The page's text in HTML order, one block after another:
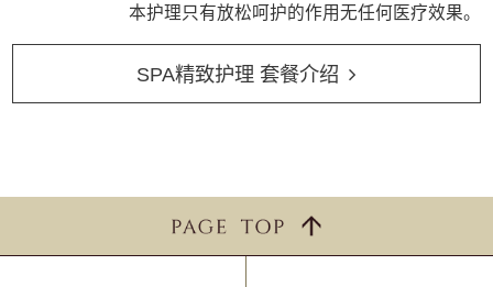
本护理只有放松呵护的作用无任何医疗效果。
SPA精致护理 套餐介绍